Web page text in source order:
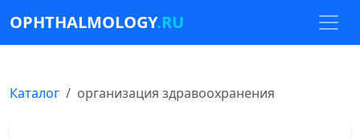
OPHTHALMOLOGY.RU
Каталог организация здравоохранения